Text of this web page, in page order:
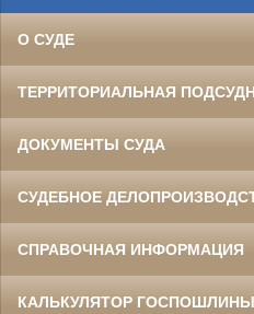
О СУДЕ
ТЕРРИТОРИАЛЬНАЯ
ДОКУМЕНТЫ СУДА
СУДЕБНОЕ
СПРАВОЧНАЯ ИНФОРМАЦИЯ
КАЛЬКУЛЯТОР ГОСПОШЛИНЫ